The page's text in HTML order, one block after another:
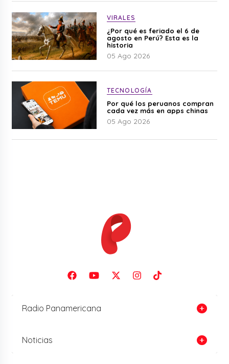
VIRALES
¿Por qué es feriado el 6 de
agosto en Perú? Esta es la
historia
05 Ago 2026
TECNOLOGÍA
Por qué los peruanos compran
cada vez más en apps chinas
05 Ago 2026
Radio Panamericana
Noticias